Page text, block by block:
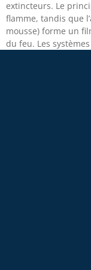
extincteurs. Le
flamme, tandis que
mousse) forme un
du feu. Les